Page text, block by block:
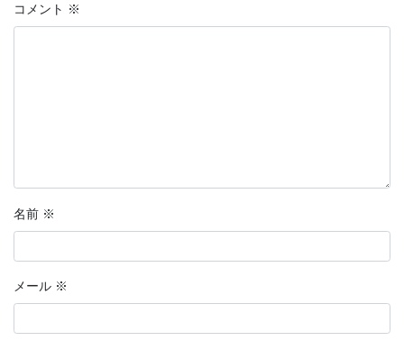
コメント ※
名前 ※
メール ※